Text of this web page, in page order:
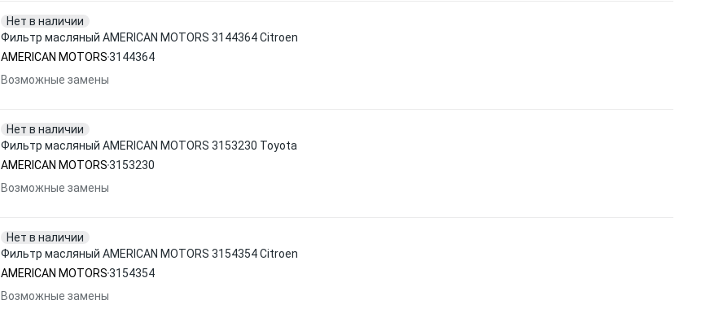
Нет в наличии
Фильтр масляный AMERICAN MOTORS 3144364 Citroen
AMERICAN MOTORS3144364
Возможные замены
Нет в наличии
Фильтр масляный AMERICAN MOTORS 3153230 Toyota
AMERICAN MOTORS3153230
Возможные замены
Нет в наличии
Фильтр масляный AMERICAN MOTORS 3154354 Citroen
AMERICAN MOTORS3154354
Возможные замены